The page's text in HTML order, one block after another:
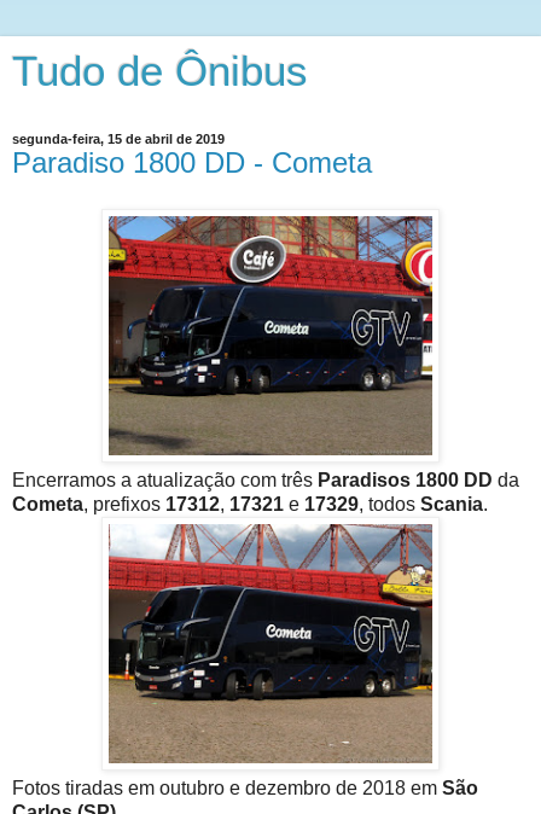
Tudo de Ônibus
segunda-feira, 15 de abril de 2019
Paradiso 1800 DD - Cometa
Encerramos a atualização com três Paradisos 1800 DD da
Cometa, prefixos 17312, 17321 e 17329, todos Scania.
Fotos tiradas em outubro e dezembro de 2018 em São